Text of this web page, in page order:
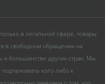
в легальной сфере, товары
в свободном обращении на
и большинстве других стран. Мы
кого-либо к